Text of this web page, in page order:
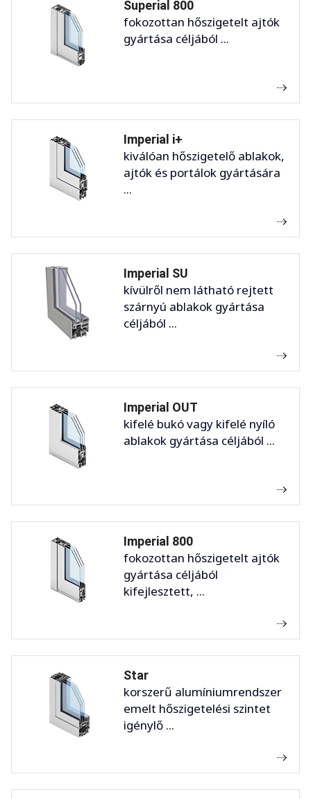
Superial 800
fokozottan hőszigetelt ajtók
gyártása céljából ...
Imperial i+
kiválóan hőszigetelő ablakok,
ajtók és portálok gyártására
...
Imperial SU
kívülről nem látható rejtett
szárnyú ablakok gyártása
céljából ...
Imperial OUT
kifelé bukó vagy kifelé nyíló
ablakok gyártása céljából ...
Imperial 800
fokozottan hőszigetelt ajtók
gyártása céljából
kifejlesztett, ...
Star
korszerű alumíniumrendszer
emelt hőszigetelési szintet
igénylő ...